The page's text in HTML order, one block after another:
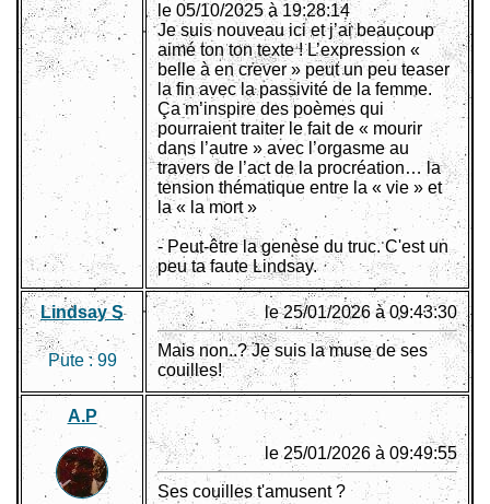
le 05/10/2025 à 19:28:14
Je suis nouveau ici et j’ai beaucoup
aimé ton ton texte ! L’expression «
belle à en crever » peut un peu teaser
la fin avec la passivité de la femme.
Ça m’inspire des poèmes qui
pourraient traiter le fait de « mourir
dans l’autre » avec l’orgasme au
travers de l’act de la procréation… la
tension thématique entre la « vie » et
la « la mort »
- Peut-être la genèse du truc. C'est un
peu ta faute Lindsay.
Lindsay S
Pute :99
le 25/01/2026 à 09:43:30
Mais non..? Je suis la muse de ses
couilles!
A.P
le 25/01/2026 à 09:49:55
Ses couilles t'amusent ?